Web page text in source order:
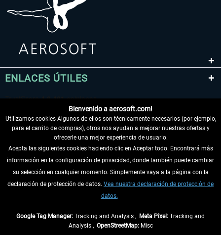
ENLACES ÚTILES
DESISTIR DEL CONTRATO
INFORMACIÓN
Bienvenido a aerosoft.com!
Utilizamos cookies Algunos de ellos son técnicamente necesarios (por ejemplo,
para el carrito de compras), otros nos ayudan a mejorar nuestras ofertas y
ofrecerle una mejor experiencia de usuario.
Acepta las siguientes cookies haciendo clic en Aceptar todo. Encontrará más
información en la configuración de privacidad, donde también puede cambiar
su selección en cualquier momento. Simplemente vaya a la página con la
declaración de protección de datos. Vea nuestra declaración de protección de
datos.
Google Tag Manager: Tracking and Analysis , Meta Pixel: Tracking and
Analysis , OpenStreetMap:Misc